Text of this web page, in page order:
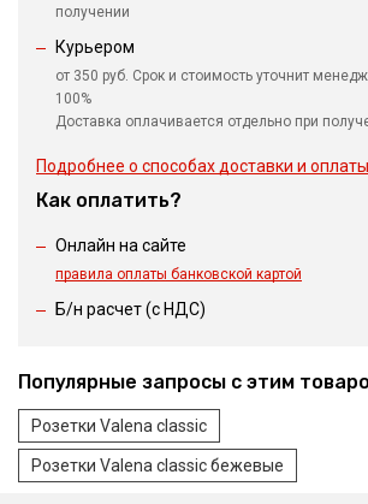
получении
Курьером
от 350 руб. Срок и стоимость уточнит
100%
Доставка оплачивается отдельно при
Подробнее о способах доставки и оплаты
Как оплатить?
Онлайн на сайте
правила оплаты банковской картой
Б/н расчет (c НДС)
Популярные запросы с этим
Розетки Valena classic
Розетки Valena classic бежевые